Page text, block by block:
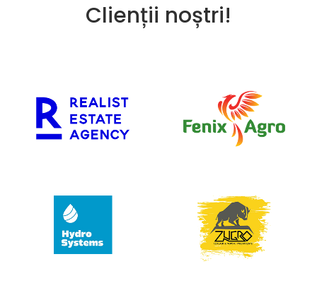
Clienții noștri!